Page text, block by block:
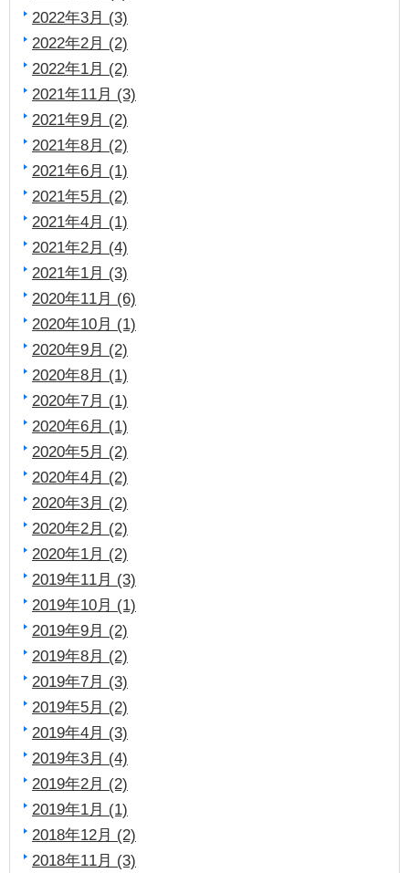
2022年3月 (3)
2022年2月 (2)
2022年1月 (2)
2021年11月 (3)
2021年9月 (2)
2021年8月 (2)
2021年6月 (1)
2021年5月 (2)
2021年4月 (1)
2021年2月 (4)
2021年1月 (3)
2020年11月 (6)
2020年10月 (1)
2020年9月 (2)
2020年8月 (1)
2020年7月 (1)
2020年6月 (1)
2020年5月 (2)
2020年4月 (2)
2020年3月 (2)
2020年2月 (2)
2020年1月 (2)
2019年11月 (3)
2019年10月 (1)
2019年9月 (2)
2019年8月 (2)
2019年7月 (3)
2019年5月 (2)
2019年4月 (3)
2019年3月 (4)
2019年2月 (2)
2019年1月 (1)
2018年12月 (2)
2018年11月 (3)